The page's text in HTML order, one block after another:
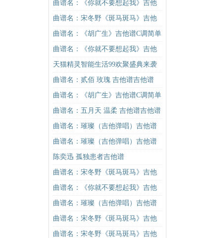
谱C调简单版（酷音小伟吉他教学）
吉他谱
曲谱名：《你就不要想起我》吉他
谱C调简单版吉他谱
曲谱名：宋冬野《斑马斑马》吉他
谱C调简单版（酷音小伟吉他教学）
吉他谱
曲谱名：《胡广生》吉他谱C调简单
版（酷音小伟吉他弹唱教学）吉他
谱
曲谱名：《你就不要想起我》吉他
谱C调简单版吉他谱
天猫精灵智能生活99欢聚盛典来袭
曲谱名：贰佰 玫瑰 吉他谱吉他谱
曲谱名：《胡广生》吉他谱C调简单
版（酷音小伟吉他弹唱教学）吉他
谱
曲谱名：五月天 温柔 吉他谱吉他谱
曲谱名：璀璨（吉他弹唱）吉他谱
曲谱名：璀璨（吉他弹唱）吉他谱
陈奕迅 孤独患者吉他谱
曲谱名：宋冬野《斑马斑马》吉他
谱C调简单版（酷音小伟吉他教学）
吉他谱
曲谱名：《你就不要想起我》吉他
谱C调简单版吉他谱
曲谱名：璀璨（吉他弹唱）吉他谱
曲谱名：宋冬野《斑马斑马》吉他
谱C调简单版（酷音小伟吉他教学）
曲谱名：宋冬野《斑马斑马》吉他